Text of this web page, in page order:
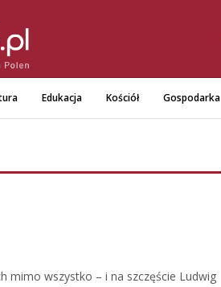
Edukacja Kościół Gospodarka
mimo wszystko – i na szczęście Ludwig